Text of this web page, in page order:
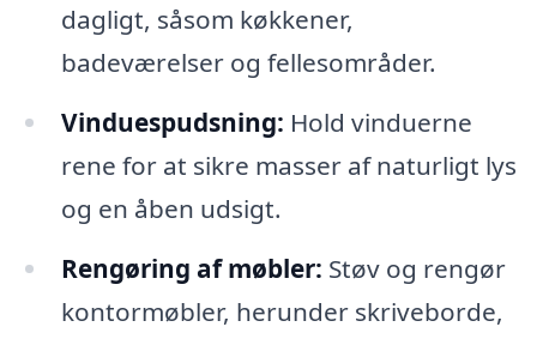
dagligt, såsom køkkener,
badeværelser og fellesområder.
Vinduespudsning: Hold vinduerne
rene for at sikre masser af naturligt lys
og en åben udsigt.
Rengøring af møbler: Støv og rengør
kontormøbler, herunder skriveborde,